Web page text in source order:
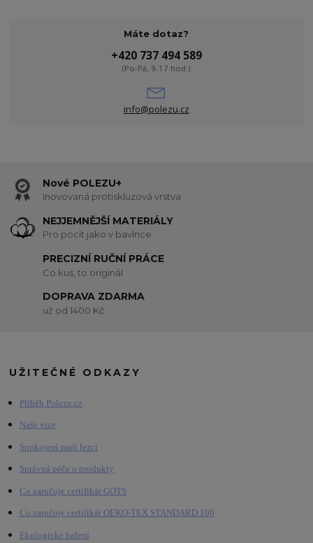
Máte dotaz?
+420 737 494 589
(Po-Pá, 9-17 hod.)
info@polezu.cz
Nové POLEZU+
Inovovaná protiskluzová vrstva
NEJJEMNĚJŠÍ MATERIÁLY
Pro pocit jako v bavlnce
PRECIZNÍ RUČNÍ PRÁCE
Co kus, to originál
DOPRAVA ZDARMA
už od 1400 Kč
UŽITEČNÉ ODKAZY
Příběh Polezu.cz
Naše vize
Spokojení malí lezci
Správná péče o produkty
Co zaručuje certifikát GOTS
Co zaručuje certifikát OEKO-TEX STANDARD 100
Ekologické balení